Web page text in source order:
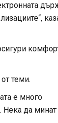
теми.
е много
Нека да минат